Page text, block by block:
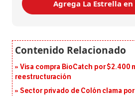
Agrega La Estrella
Visa compra BioCatch por $2.400
reestructuración
Sector privado de Colón clama